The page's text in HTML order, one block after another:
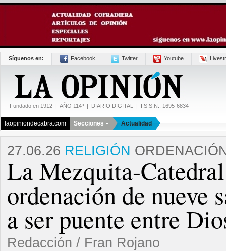
Síguenos en: Facebook Twitter Youtube
Fundado en 1912 | AÑO 114º | DIARIO DIGITAL | I.S.S.N.: 1695-6834
laopiniondecabra.com Secciones Actualidad
27.06.26 RELIGIÓN
La Mezquita-
ordenación de nueve
a ser puente entre
Redacción / Fran Rojano